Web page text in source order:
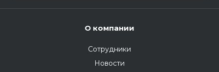
О компании
Сотрудники
Новости